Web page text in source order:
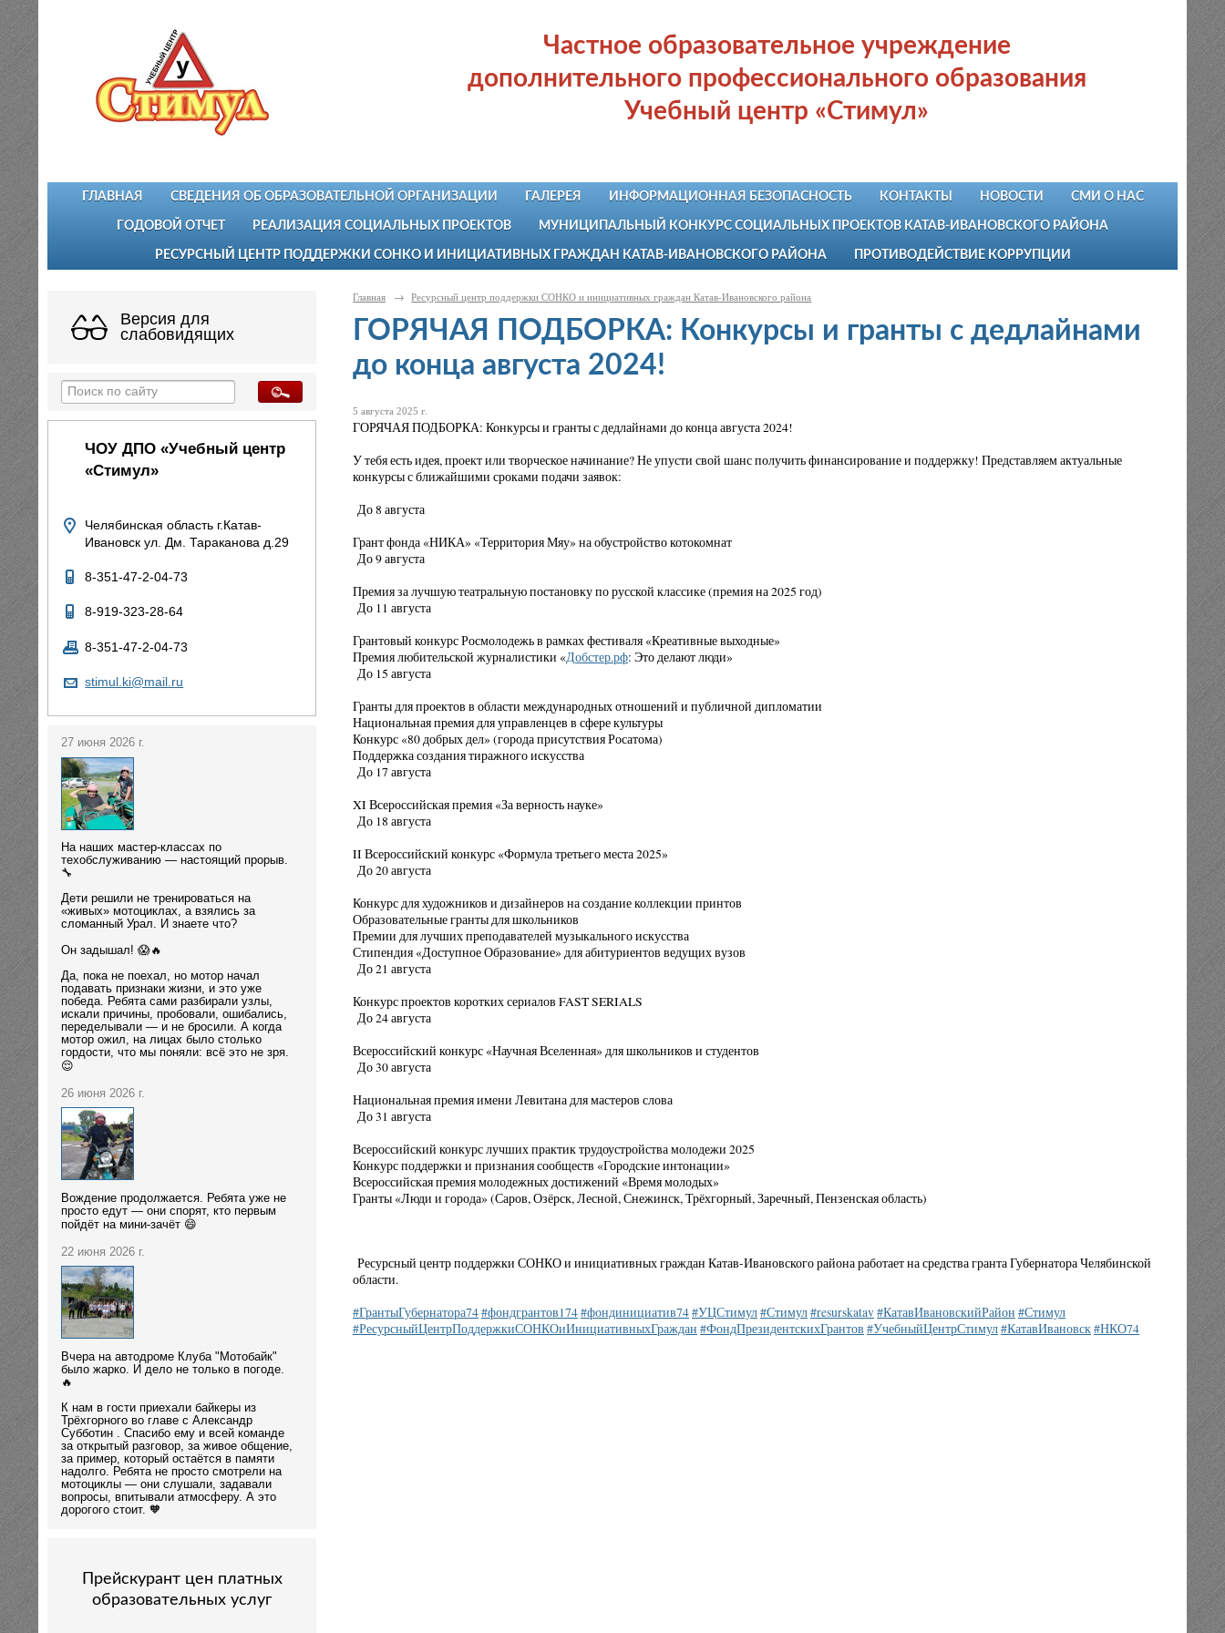
Частное образовательное учреждение
дополнительного профессионального образования
Учебный центр «Стимул»
ГЛАВНАЯ СВЕДЕНИЯ ОБ ОБРАЗОВАТЕЛЬНОЙ ОРГАНИЗАЦИИ ГАЛЕРЕЯ ИНФОРМАЦИОННАЯ БЕЗОПАСНОСТЬ КОНТАКТЫ НОВОСТИ СМИ О НАС
ГОДОВОЙ ОТЧЕТ РЕАЛИЗАЦИЯ СОЦИАЛЬНЫХ ПРОЕКТОВ МУНИЦИПАЛЬНЫЙ КОНКУРС СОЦИАЛЬНЫХ ПРОЕКТОВ КАТАВ-ИВАНОВСКОГО РАЙОНА
РЕСУРСНЫЙ ЦЕНТР ПОДДЕРЖКИ СОНКО И ИНИЦИАТИВНЫХ ГРАЖДАН КАТАВ-ИВАНОВСКОГО РАЙОНА ПРОТИВОДЕЙСТВИЕ КОРРУПЦИИ
Версия для
слабовидящих
ЧОУ ДПО «Учебный центр
«Стимул»
Челябинская область г.Катав-
Ивановск ул. Дм. Тараканова д.29
8-351-47-2-04-73
8-919-323-28-64
8-351-47-2-04-73
stimul.ki@mail.ru
27 июня 2026 г.
На наших мастер-классах по
техобслуживанию — настоящий прорыв.
🔧
Дети решили не тренироваться на
«живых» мотоциклах, а взялись за
сломанный Урал. И знаете что?
Он задышал! 😱🔥
Да, пока не поехал, но мотор начал
подавать признаки жизни, и это уже
победа. Ребята сами разбирали узлы,
искали причины, пробовали, ошибались,
переделывали — и не бросили. А когда
мотор ожил, на лицах было столько
гордости, что мы поняли: всё это не зря.
😌
26 июня 2026 г.
Вождение продолжается. Ребята уже не
просто едут — они спорят, кто первым
пойдёт на мини-зачёт 😄
22 июня 2026 г.
Вчера на автодроме Клуба "Мотобайк"
было жарко. И дело не только в погоде.
🔥
К нам в гости приехали байкеры из
Трёхгорного во главе с Александр
Субботин . Спасибо ему и всей команде
за открытый разговор, за живое общение,
за пример, который остаётся в памяти
надолго. Ребята не просто смотрели на
мотоциклы — они слушали, задавали
вопросы, впитывали атмосферу. А это
дорогого стоит. 🧡
Прейскурант цен платных
образовательных услуг
Главная → Ресурсный центр поддержки СОНКО и инициативных граждан Катав-Ивановского района
ГОРЯЧАЯ ПОДБОРКА: Конкурсы и гранты с дедлайнами
до конца августа 2024!
5 августа 2025 г.
ГОРЯЧАЯ ПОДБОРКА: Конкурсы и гранты с дедлайнами до конца августа 2024!
У тебя есть идея, проект или творческое начинание? Не упусти свой шанс получить финансирование и поддержку! Представляем актуальные
конкурсы с ближайшими сроками подачи заявок:
До 8 августа
Грант фонда «НИКА» «Территория Мяу» на обустройство котокомнат
До 9 августа
Премия за лучшую театральную постановку по русской классике (премия на 2025 год)
До 11 августа
Грантовый конкурс Росмолодежь в рамках фестиваля «Креативные выходные»
Премия любительской журналистики «Добстер.рф: Это делают люди»
До 15 августа
Гранты для проектов в области международных отношений и публичной дипломатии
Национальная премия для управленцев в сфере культуры
Конкурс «80 добрых дел» (города присутствия Росатома)
Поддержка создания тиражного искусства
До 17 августа
XI Всероссийская премия «За верность науке»
До 18 августа
II Всероссийский конкурс «Формула третьего места 2025»
До 20 августа
Конкурс для художников и дизайнеров на создание коллекции принтов
Образовательные гранты для школьников
Премии для лучших преподавателей музыкального искусства
Стипендия «Доступное Образование» для абитуриентов ведущих вузов
До 21 августа
Конкурс проектов коротких сериалов FAST SERIALS
До 24 августа
Всероссийский конкурс «Научная Вселенная» для школьников и студентов
До 30 августа
Национальная премия имени Левитана для мастеров слова
До 31 августа
Всероссийский конкурс лучших практик трудоустройства молодежи 2025
Конкурс поддержки и признания сообществ «Городские интонации»
Всероссийская премия молодежных достижений «Время молодых»
Гранты «Люди и города» (Саров, Озёрск, Лесной, Снежинск, Трёхгорный, Заречный, Пензенская область)
Ресурсный центр поддержки СОНКО и инициативных граждан Катав-Ивановского района работает на средства гранта Губернатора Челябинской
области.
#ГрантыГубернатора74#фондгрантов174#фондинициатив74#УЦСтимул#Стимул#resurskatav#КатавИвановскийРайон #Стимул
#РесурсныйЦентрПоддержкиСОНКОиИнициативныхГраждан #ФондПрезидентскихГрантов #УчебныйЦентрСтимул#КатавИвановск#НКО74